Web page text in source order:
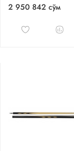
2 950 842 сўм